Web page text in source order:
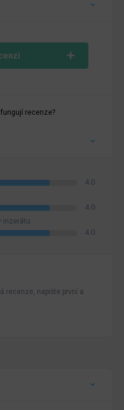
recenze?
4.0
4.0
inzerátu
4.0
recenze, napište první a